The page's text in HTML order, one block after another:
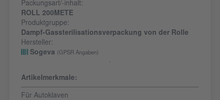
Packungsart/-inhalt:
ROLL 200METE
Produktgruppe:
Dampf-Gassterilisationsverpackung von der Rolle
Hersteller:
Sogeva
(GPSR Angaben)
Artikelmerkmale:
Für Autoklaven